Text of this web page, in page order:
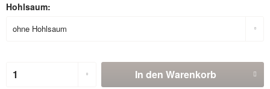
Hohlsaum:
In den Warenkorb